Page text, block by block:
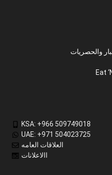
والحصريات
Eat
KSA: +966 509749018
UAE: +971 504023725
العلاقات العامه
االاعلانات